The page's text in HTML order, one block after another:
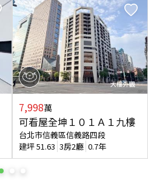
7,998萬
可看屋全坤１０１Ａ１九樓
台北市信義區信義路四段
建坪51.63 3房2廳 0.7年